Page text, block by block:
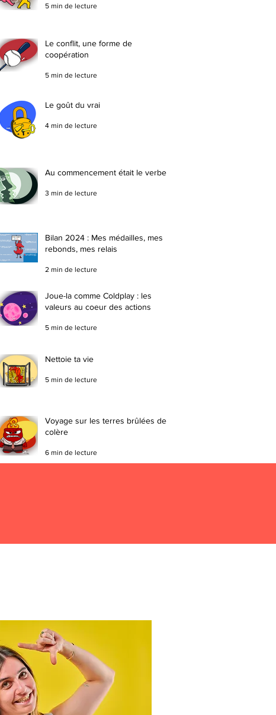
5 min de lecture
Le conflit, une forme de
coopération
5 min de lecture
Le goût du vrai
4 min de lecture
Au commencement était le verbe
3 min de lecture
Bilan 2024 : Mes médailles, mes
rebonds, mes relais
2 min de lecture
Joue-la comme Coldplay : les
valeurs au coeur des actions
5 min de lecture
Nettoie ta vie
5 min de lecture
Voyage sur les terres brûlées de la
colère
6 min de lecture